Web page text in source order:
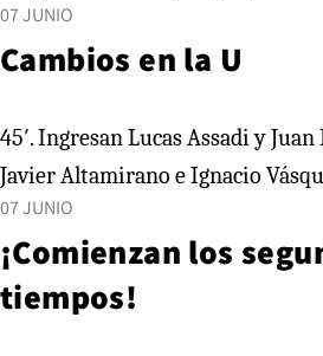
07 JUNIO
Cambios en la U
45′. Ingresan Lucas Assadi y Juan Martín Lucero. Sale
Javier Altamirano e Ignacio
07 JUNIO
¡Comienzan los
tiempos!